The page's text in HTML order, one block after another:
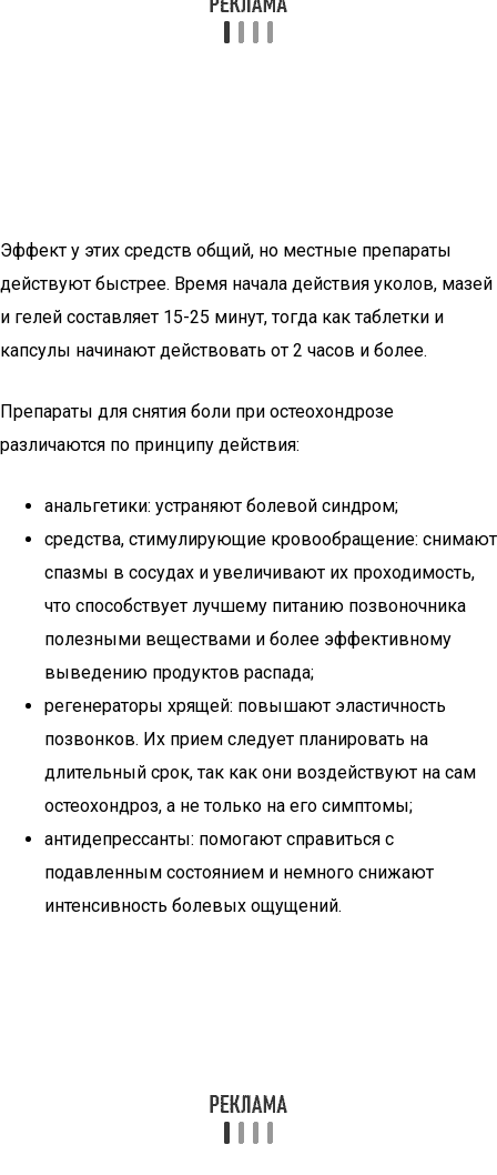
Эффект у этих средств общий, но местные препараты
действуют быстрее. Время начала действия уколов, мазей
и гелей составляет 15-25 минут, тогда как таблетки и
капсулы начинают действовать от 2 часов и более.
Препараты для снятия боли при остеохондрозе
различаются по принципу действия:
анальгетики: устраняют болевой синдром;
средства, стимулирующие кровообращение: снимают
спазмы в сосудах и увеличивают их проходимость,
что способствует лучшему питанию позвоночника
полезными веществами и более эффективному
выведению продуктов распада;
регенераторы хрящей: повышают эластичность
позвонков. Их прием следует планировать на
длительный срок, так как они воздействуют на сам
остеохондроз, а не только на его симптомы;
антидепрессанты: помогают справиться с
подавленным состоянием и немного снижают
интенсивность болевых ощущений.